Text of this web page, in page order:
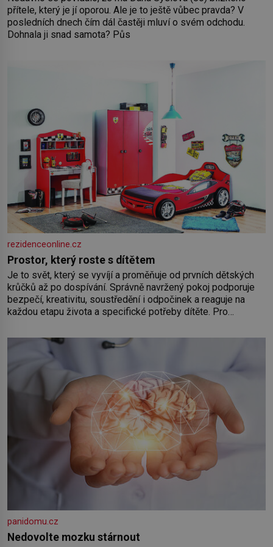
přítele, který je jí oporou. Ale je to ještě vůbec pravda? V
posledních dnech čím dál častěji mluví o svém odchodu.
Dohnala ji snad samota? Půs
rezidenceonline.cz
Prostor, který roste s dítětem
Je to svět, který se vyvíjí a proměňuje od prvních dětských
krůčků až po dospívání. Správně navržený pokoj podporuje
bezpečí, kreativitu, soustředění i odpočinek a reaguje na
každou etapu života a specifické potřeby dítěte. Pro
by pokoj miminka měl působit především klidně a útulně.
Předškolní věk je
panidomu.cz
Nedovolte mozku stárnout